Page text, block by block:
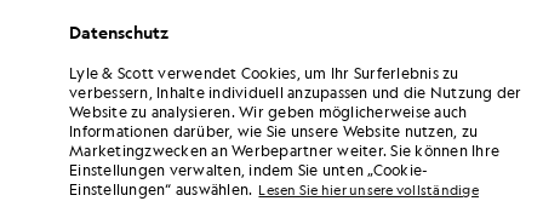
Kostenlose Lieferung ab einem Bestellwert von 70 £
Rückgabe und Umtausch.
Verdoppeln Sie Ihre Punkte! Sammeln Sie mit
diesem Kauf Punkte bei „660“.
6 points = 1,00 £
ANMELDEN
PRODUKTDETAILS
Datenschutz
Lyle & Scott verwendet Cookies, um Ihr Surferlebnis zu
verbessern, Inhalte individuell anzupassen und die Nutzung der
Website zu analysieren. Wir geben möglicherweise auch
Informationen darüber, wie Sie unsere Website nutzen, zu
Marketingzwecken an Werbepartner weiter. Sie können Ihre
Einstellungen verwalten, indem Sie unten „Cookie-
Einstellungen“ auswählen. Lesen Sie hier unsere vollständige